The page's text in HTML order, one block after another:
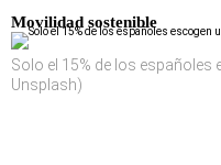
Movilidad sostenible
Solo el 15% de los
Unsplash)